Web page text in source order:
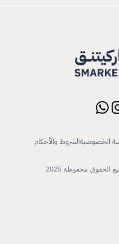
الخصوصيةالشروط والأحكام
محفوظة 2025